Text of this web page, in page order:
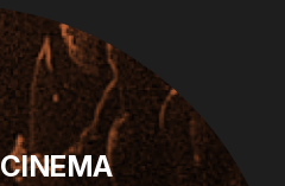
CINEMA